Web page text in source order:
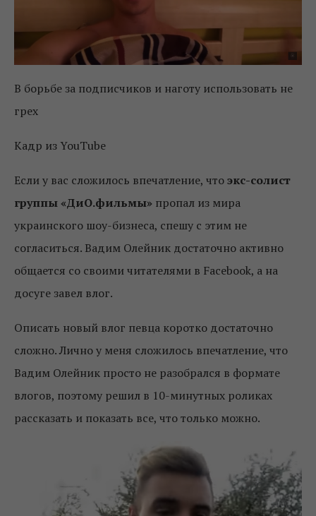
В борьбе за подписчиков и наготу использовать не
грех
Кадр из YouTube
Если у вас сложилось впечатление, чтоэкс-солист
группы «ДиО.фильмы» пропал из мира
украинского шоу-бизнеса, спешу с этим не
согласиться. Вадим Олейник достаточно активно
общается со своими читателями в Facebook, а на
досуге завел влог.
Описать новый влог певца коротко достаточно
сложно. Лично у меня сложилось впечатление, что
Вадим Олейник просто не разобрался в формате
влогов, поэтому решил в 10-минутных роликах
рассказать и показать все, что только можно.